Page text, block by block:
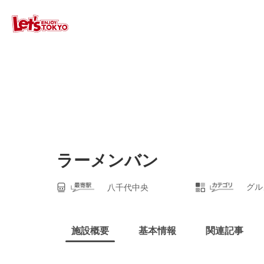
ラーメンバン
八千代中央 グ
施設概要 基本情報 関連記事